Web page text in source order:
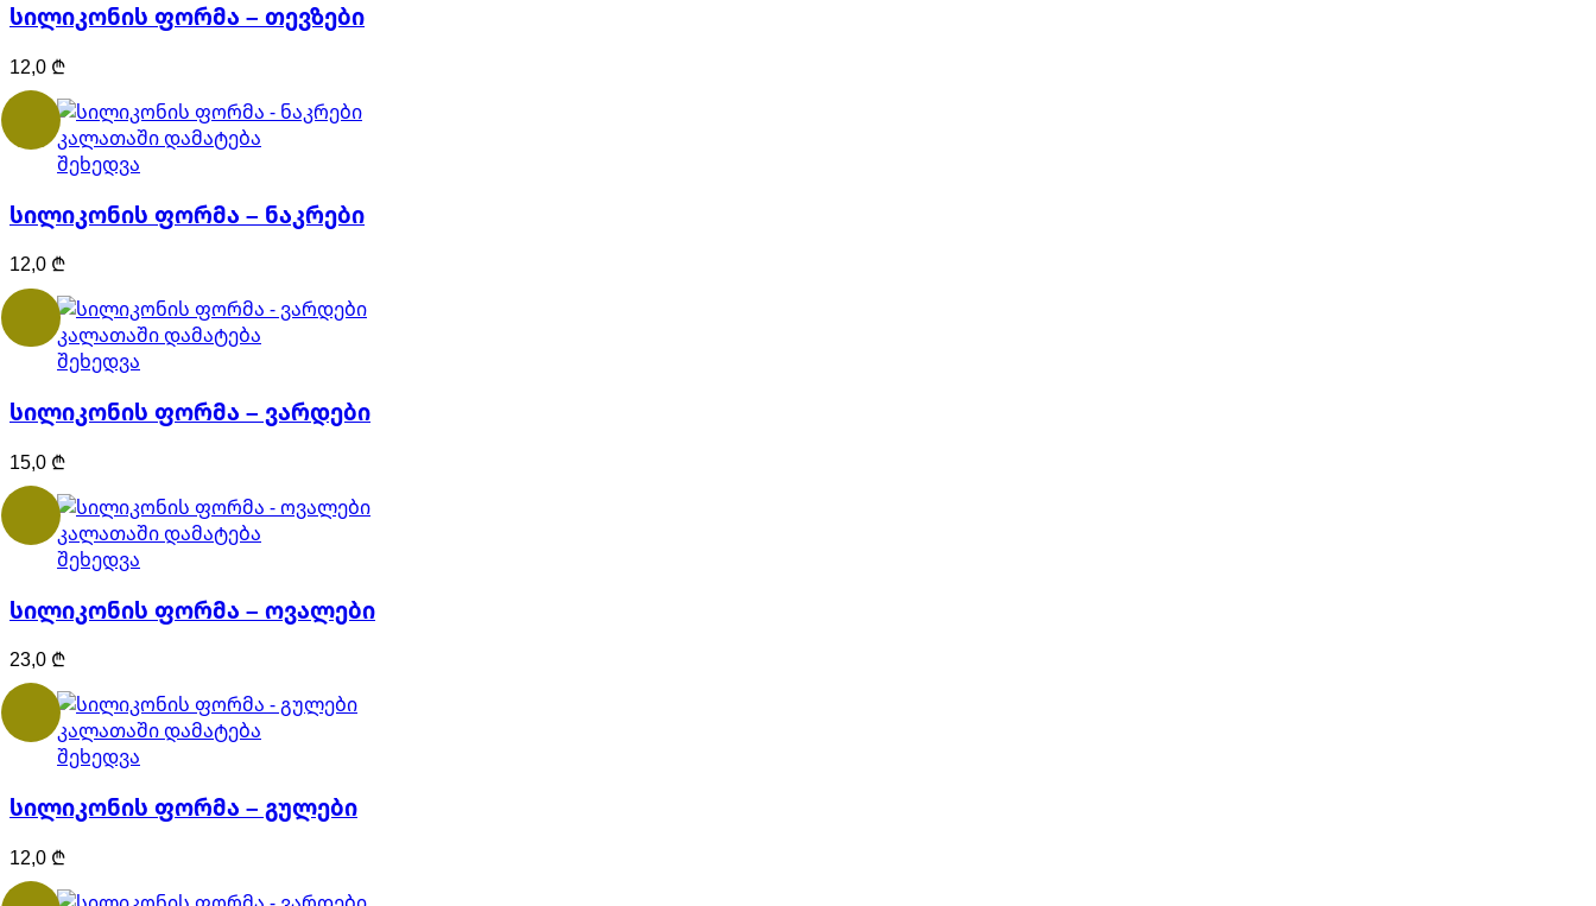
სილიკონის ფორმა – თევზები
12,0 ₾
კალათაში დამატება
შეხედვა
სილიკონის ფორმა – ნაკრები
12,0 ₾
კალათაში დამატება
შეხედვა
სილიკონის ფორმა – ვარდები
15,0 ₾
კალათაში დამატება
შეხედვა
სილიკონის ფორმა – ოვალები
23,0 ₾
კალათაში დამატება
შეხედვა
სილიკონის ფორმა – გულები
12,0 ₾